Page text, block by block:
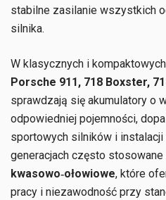
stabilne zasilanie wszystkich
silnika.
W klasycznych i
Porsche 911, 718 Boxster,
sprawdzają się akumulatory o
odpowiedniej pojemności,
sportowych silników i
generacjach często stosowane
kwasowo‑ołowiowe, które
pracy i niezawodność przy